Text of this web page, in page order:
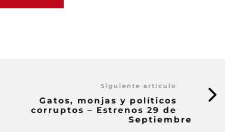
Siguiente artículo
Gatos, monjas y políticos
corruptos – Estrenos 29 de
Septiembre